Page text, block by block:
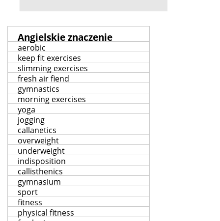
Angielskie znaczenie
aerobic
keep fit exercises
slimming exercises
fresh air fiend
gymnastics
morning exercises
yoga
jogging
callanetics
overweight
underweight
indisposition
callisthenics
gymnasium
sport
fitness
physical fitness